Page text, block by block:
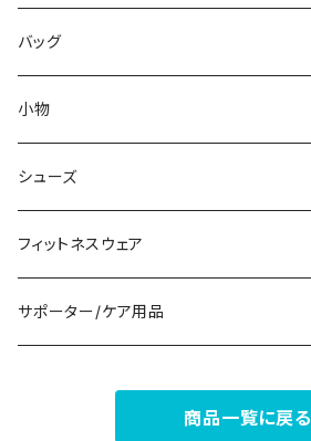
その他
その他
袖付き
ノースリーブ
パンツドレス
ナイトドレス
その他
その他
ブレスレット
ピアス
コサージュ
リング
その他
ブラ/ブラトップ/ベアトップ
ショーツ
タンクトップ/キャミソール
半袖/5分
7分/長袖
バッグ
サブバッグ
クラッチバッグ
トートバッグ
ショルダーバッグ
小物
マフラー/スカーフ/ストール
財布
アクセサリーケース
シューズ
スニーカー
ブーツ
フィットネスウェア
セット販売
サポーター/ケア用品
商品一覧に戻る